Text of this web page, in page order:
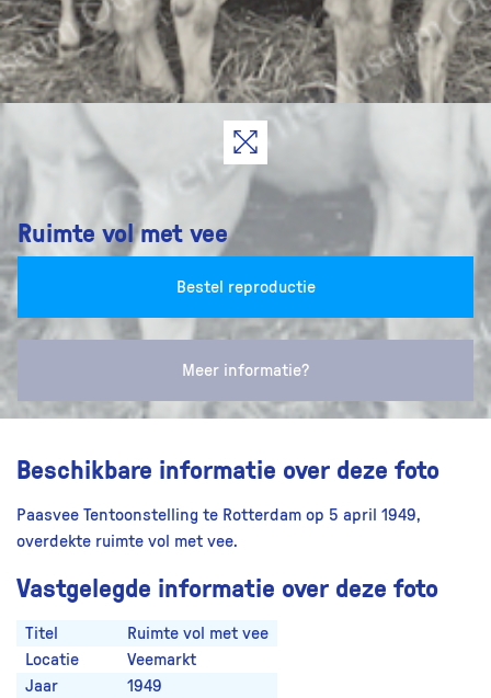
Ruimte vol met vee
Bestel reproductie
Meer informatie?
Beschikbare informatie over deze foto
Paasvee Tentoonstelling te Rotterdam op 5 april 1949,
overdekte ruimte vol met vee.
Vastgelegde informatie over deze foto
Titel
Ruimte vol met vee
Locatie
Veemarkt
Jaar
1949